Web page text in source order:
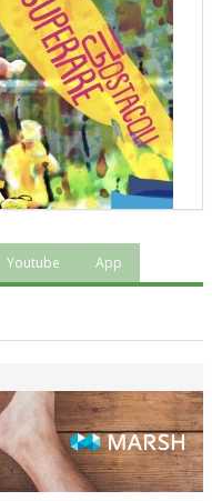
Pesce al CN Uisp
Youtube App